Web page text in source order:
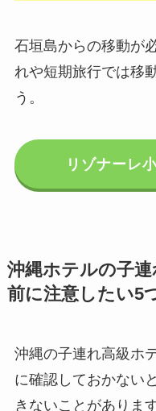
石垣島からの移動が
れや短期旅行では移
う。
リゾナーレ
沖縄ホテルの子
前に注意したい5
沖縄の子連れ高級ホ
に確認しておかない
きないことがあります